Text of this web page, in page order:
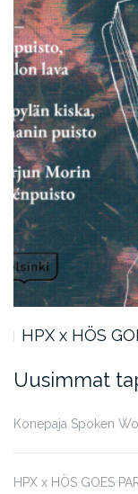
HPX x HÖS
Uusimmat
Konepaja Spoken
HPX x HÖS GOES